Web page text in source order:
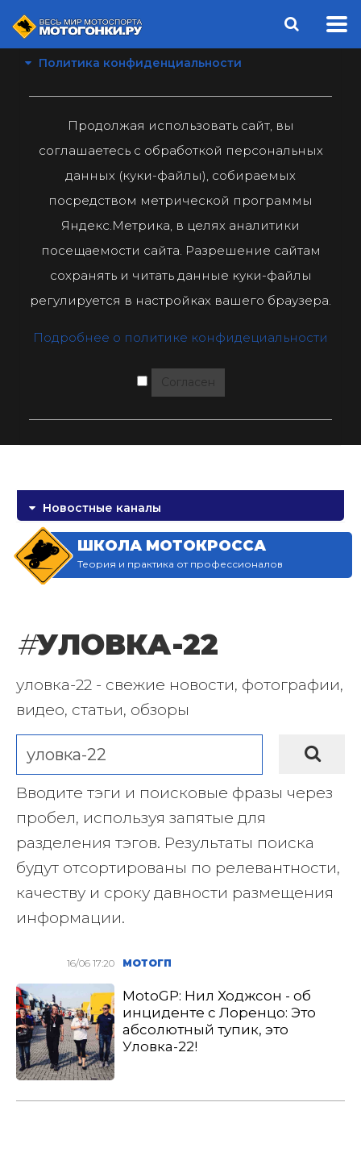
Политика конфиденциальности
Продолжая использовать сайт, вы
соглашаетесь с обработкой персональных
данных (куки-файлы), собираемых
посредством метрической программы
Яндекс.Метрика, в целях аналитики
посещаемости сайта. Разрешение сайтам
сохранять и читать данные куки-файлы
регулируется в настройках вашего браузера.
Подробнее о политике конфидециальности
Согласен
Новостные каналы
ШКОЛА МОТОКРОССА
Теория и практика от профессионалов
#УЛОВКА-22
уловка-22 - свежие новости, фотографии,
видео, статьи, обзоры
Вводите тэги и поисковые фразы через
пробел, используя запятые для
разделения тэгов. Результаты поиска
будут отсортированы по релевантности,
качеству и сроку давности размещения
информации.
16/06 17:20 МОТОГП
MotoGP: Нил Ходжсон - об
инциденте с Лоренцо: Это
абсолютный тупик, это
Уловка-22!